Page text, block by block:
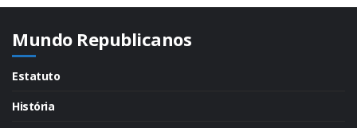
Mundo Republicanos
Estatuto
História